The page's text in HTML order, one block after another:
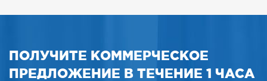
ПОЛУЧИТЕ КОММЕРЧЕСКОЕ
ПРЕДЛОЖЕНИЕ В ТЕЧЕНИЕ 1 ЧАСА